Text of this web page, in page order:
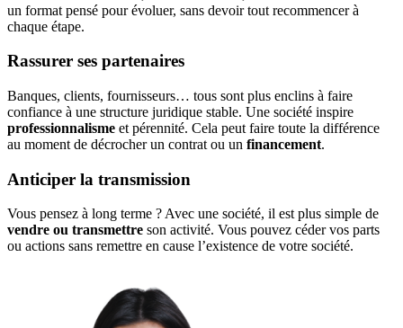
un format pensé pour évoluer, sans devoir tout recommencer à
chaque étape.
Rassurer ses partenaires
Banques, clients, fournisseurs… tous sont plus enclins à faire
confiance à une structure juridique stable. Une société inspire
professionnalisme et pérennité. Cela peut faire toute la différence
au moment de décrocher un contrat ou un financement.
Anticiper la transmission
Vous pensez à long terme ? Avec une société, il est plus simple de
vendre ou transmettre son activité. Vous pouvez céder vos parts
ou actions sans remettre en cause l’existence de votre société.